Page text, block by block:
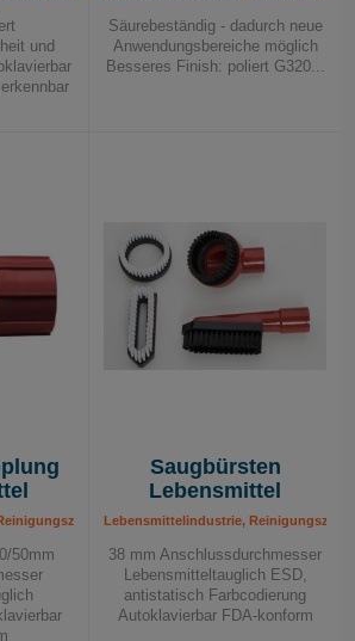
und
Säurebeständig - dadurch neue
Anwendungsbereiche möglich
Besseres Finish: poliert G320...
für Lebensmittel
50mm
Saugbürsten
Lebensmittel
Lebensmittelindustrie,
38 mm Anschlussdurchmesser
Lebensmitteltauglich ESD,
antistatisch Farbcodierung
Autoklavierbar FDA-konform